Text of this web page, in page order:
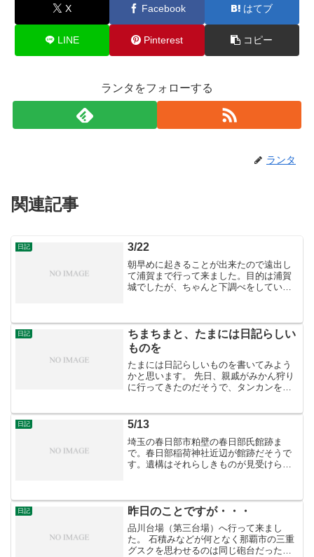
X Facebook はてブ
LINE Pinterest コピー
ランタをフォローする
ランタ
関連記事
日記 3/22
朝早めに起きることが出来たので遠出し
て浦賀まで行って来ました。目的は浦賀
城でしたが、ちゃんと下調べをしていな
日記
ちまちまと、たまには日記らしい
ものを
たまには日記らしいものを書いてみよう
かと思います。 先日、親戚がみかん狩り
に行ってきたのだそうで、タンカンを持
に食べますね。皮はむきにくいですがボ
日記 5/13
埼玉の春日部市粕壁の春日部氏館跡ま
で。春日部稲荷神社近辺が館跡だそうで
す。遺構はそれらしきものが見受けられ
日記 昨日のことですが・・・
品川台場（第三台場）へ行って来まし
た。 石積みなどが何となく那覇市の三重
グスクを思わせるのは同じ砲台だったか